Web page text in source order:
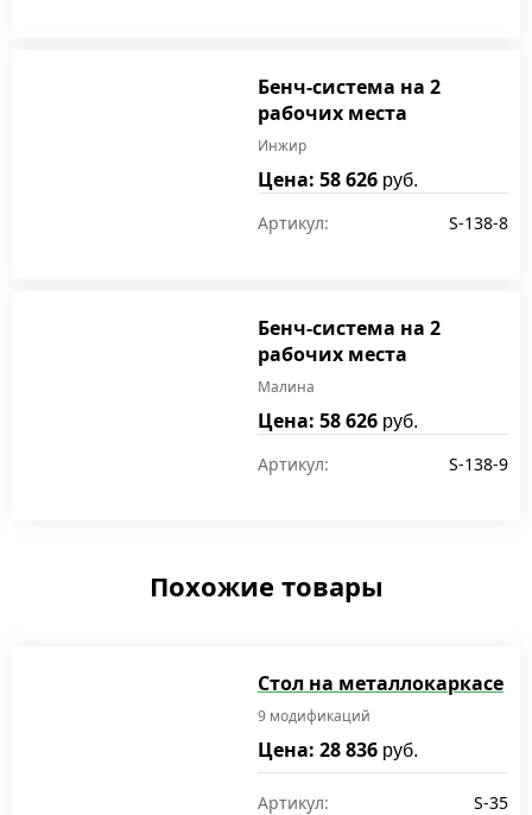
Бенч-система на 2
рабочих места
Инжир
Цена: 58 626 руб.
Артикул: S-138-8
Бенч-система на 2
рабочих места
Малина
Цена: 58 626 руб.
Артикул: S-138-9
Похожие товары
Стол на металлокаркасе
9 модификаций
Цена: 28 836 руб.
Артикул: S-35